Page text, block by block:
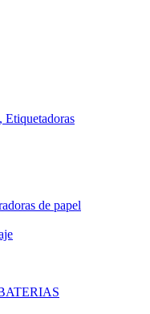
Etiquetadoras
de papel